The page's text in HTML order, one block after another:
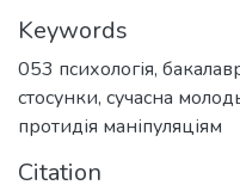
Keywords
053 психологія,
стосунки, сучасна
протидія маніпуляціям
Citation